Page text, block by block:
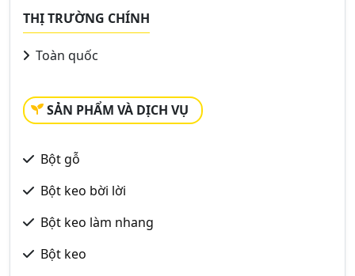
THỊ TRƯỜNG CHÍNH
Toàn quốc
SẢN PHẨM VÀ DỊCH VỤ
Bột gỗ
Bột keo bời lời
Bột keo làm nhang
Bột keo